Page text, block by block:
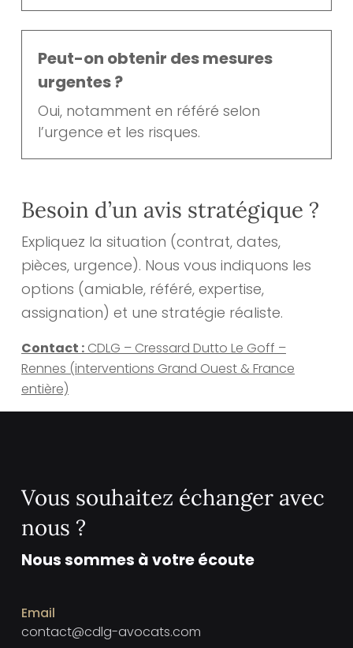
Peut-on obtenir des mesures
urgentes ?
Oui, notamment en référé selon
l’urgence et les risques.
Besoin d’un avis stratégique ?
Expliquez la situation (contrat, dates,
pièces, urgence). Nous vous indiquons les
options (amiable, référé, expertise,
assignation) et une stratégie réaliste.
Contact : CDLG – Cressard Dutto Le Goff –
Rennes (interventions Grand Ouest & France
entière)
Vous souhaitez échanger avec
nous ?
Nous sommes à votre écoute
Email
contact@cdlg-avocats.com